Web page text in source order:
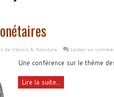
de trésors & Aventure Laisser un
Une conférence sur le thème
Lire la suite...